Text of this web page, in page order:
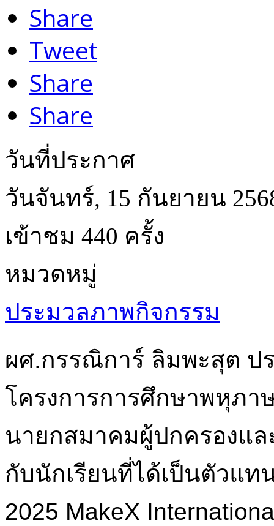
Share
Tweet
Share
Share
วันที่ประกาศ
วันจันทร์, 15 กันยายน
เข้าชม 440 ครั้ง
หมวดหมู่
ประมวลภาพกิจกรรม
ผศ.กรรณิการ์ ลิมพะสุต ป
โครงการการศึกษาพหุภ
นายกสมาคมผู้ปกครองแล
กับนักเรียนที่ได้เป็นตัวแท
2025 MakeX